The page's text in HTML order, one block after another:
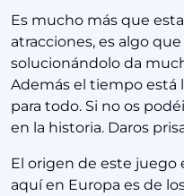
Es mucho más que
atracciones, es algo
solucionándolo da
Además el tiempo está
para todo. Si no os
en la historia. Daros
El origen de este juego
aquí en Europa es de